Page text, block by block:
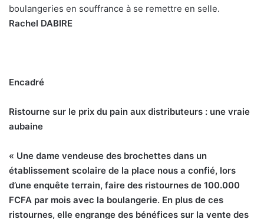
boulangeries en souffrance à se remettre en selle.
Rachel DABIRE
Encadré
Ristourne sur le prix du pain aux distributeurs : une vraie
aubaine
« Une dame vendeuse des brochettes dans un
établissement scolaire de la place nous a confié, lors
d’une enquête terrain, faire des ristournes de 100.000
FCFA par mois avec la boulangerie. En plus de ces
ristournes, elle engrange des bénéfices sur la vente des